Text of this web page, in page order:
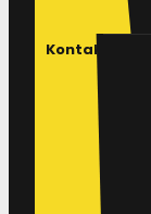
Kontakt